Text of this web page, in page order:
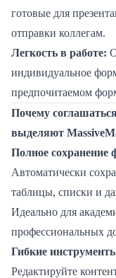
готовые для
отправки коллегам.
Легкость в работе:
индивидуальное
предпочитаемом
Почему
выделяют
Полное сохранение
Автоматически
таблицы, списки и
Идеально для
профессиональных
Гибкие
Редактируйте